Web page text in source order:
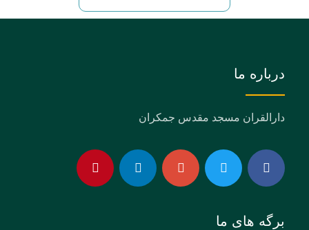
درباره ما
دارالقران مسجد مقدس جمکران
برگه های ما